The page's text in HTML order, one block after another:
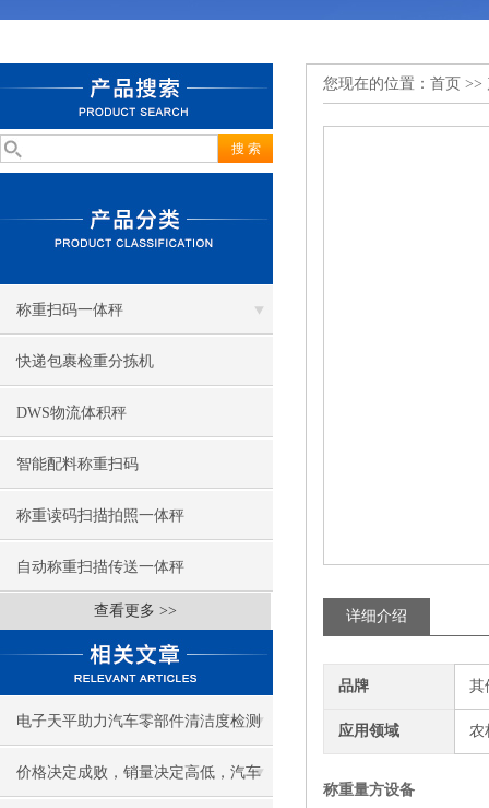
称重扫码一体秤
快递包裹检重分拣机
DWS物流体积秤
智能配料称重扫码
称重读码扫描拍照一体秤
自动称重扫描传送一体秤
查看更多 >>
电子天平助力汽车零部件清洁度检测
价格决定成败，销量决定高低，汽车
您现在的位置： 首页 >>
详细介绍
品牌 其
应用领域 农
称重量方设备